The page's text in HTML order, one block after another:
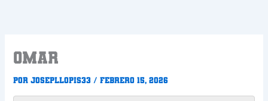
OMAR
PorJosepllopis33/febrero 15, 2026